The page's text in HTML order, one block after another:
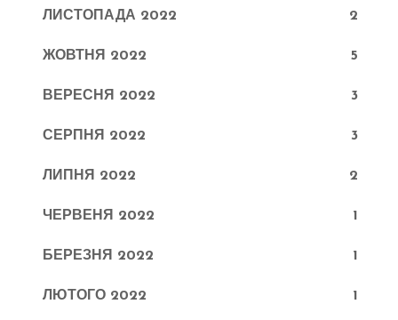
ЛИСТОПАДА 2022 2
ЖОВТНЯ 2022 5
ВЕРЕСНЯ 2022 3
СЕРПНЯ 2022 3
ЛИПНЯ 2022 2
ЧЕРВЕНЯ 2022 1
БЕРЕЗНЯ 2022 1
ЛЮТОГО 2022 1